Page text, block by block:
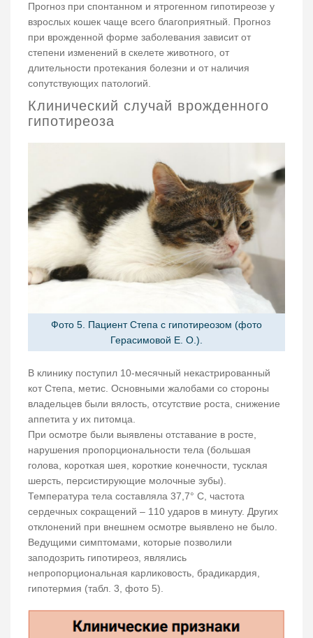
Прогноз при спонтанном и ятрогенном гипотиреозе у
взрослых кошек чаще всего благоприятный. Прогноз
при врожденной форме заболевания зависит от
степени изменений в скелете животного, от
длительности протекания болезни и от наличия
сопутствующих патологий.
Клинический случай врожденного
гипотиреоза
Фото 5. Пациент Степа с гипотиреозом (фото
Герасимовой Е. О.).
В клинику поступил 10-месячный некастрированный
кот Степа, метис. Основными жалобами со стороны
владельцев были вялость, отсутствие роста, снижение
аппетита у их питомца.
При осмотре были выявлены отставание в росте,
нарушения пропорциональности тела (большая
голова, короткая шея, короткие конечности, тусклая
шерсть, персистирующие молочные зубы).
Температура тела составляла 37,7° С, частота
сердечных сокращений – 110 ударов в минуту. Других
отклонений при внешнем осмотре выявлено не было.
Ведущими симптомами, которые позволили
заподозрить гипотиреоз, являлись
непропорциональная карликовость, брадикардия,
гипотермия (табл. 3, фото 5).